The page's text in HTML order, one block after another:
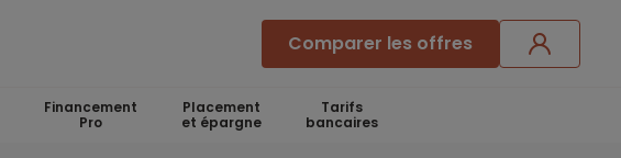
Comparer les offres
Financement
Pro
Placement
et épargne
Tarifs
bancaires